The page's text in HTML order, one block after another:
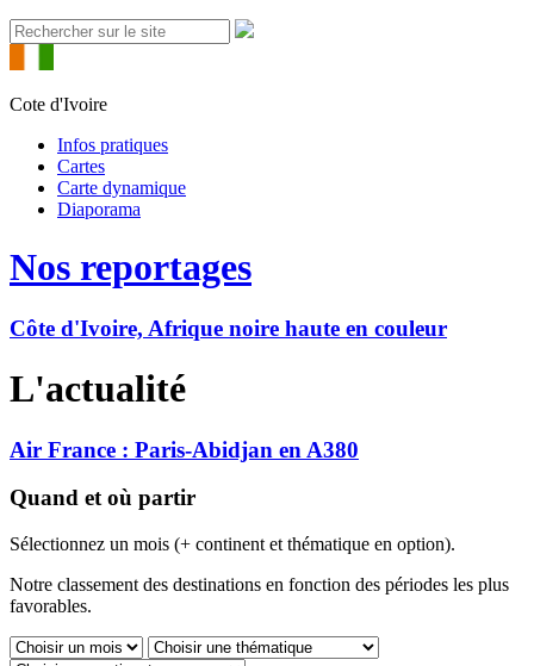
Cote d'Ivoire
Infos pratiques
Cartes
Carte dynamique
Diaporama
Nos reportages
Côte d'Ivoire, Afrique noire haute en couleur
L'actualité
Air France : Paris-Abidjan en A380
Quand et où partir
Sélectionnez un mois (+ continent et thématique en option).
Notre classement des destinations en fonction des périodes les plus
favorables.